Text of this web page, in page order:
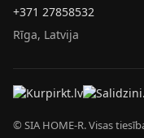
+371 27858532
Rīga, Latvija
© SIA HOME-R. Visas